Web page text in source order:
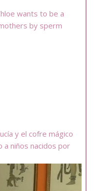
wants to be a
by sperm
y el cofre mágico
a niños nacidos por